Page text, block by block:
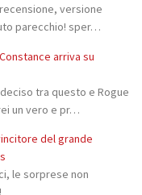
versione
parecchio! sper…
arriva su
tra questo e Rogue
un vero e pr…
del grande
le sorprese non